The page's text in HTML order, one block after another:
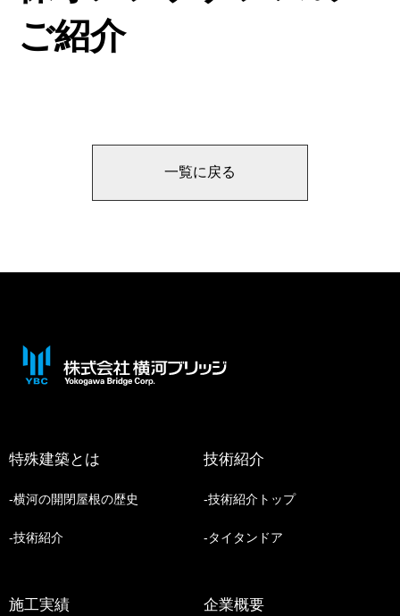
ご紹介
一覧に戻る
特殊建築とは
横河の開閉屋根の歴史
技術紹介
技術紹介
技術紹介トップ
タイタンドア
施工実績 企業概要